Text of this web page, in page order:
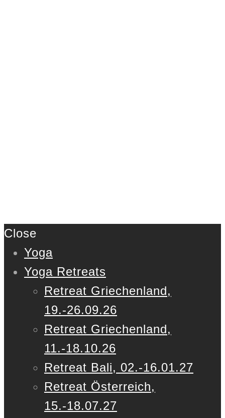
Close
Yoga
Yoga Retreats
Retreat Griechenland,
19.-26.09.26
Retreat Griechenland,
11.-18.10.26
Retreat Bali, 02.-16.01.27
Retreat Österreich,
15.-18.07.27